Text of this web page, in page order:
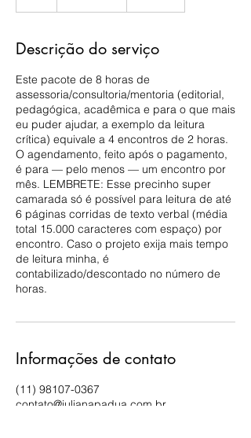
Descrição do serviço
Este pacote de 8 horas de
assessoria/consultoria/mentoria (editorial,
pedagógica, acadêmica e para o que mais
eu puder ajudar, a exemplo da leitura
crítica) equivale a 4 encontros de 2 horas.
O agendamento, feito após o pagamento,
é para — pelo menos — um encontro por
mês. LEMBRETE: Esse precinho super
camarada só é possível para leitura de até
6 páginas corridas de texto verbal (média
total 15.000 caracteres com espaço) por
encontro. Caso o projeto exija mais tempo
de leitura minha, é
contabilizado/descontado no número de
horas.
Informações de contato
(11) 98107-0367
contato@julianapadua.com.br